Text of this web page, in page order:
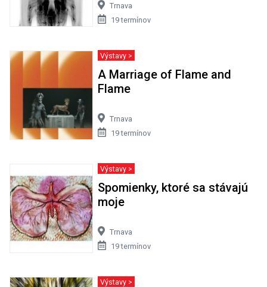
Trnava
19 termínov
Výstavy >
A Marriage of Flame and
Flame
Trnava
19 termínov
Výstavy >
Spomienky, ktoré sa stávajú
moje
Trnava
19 termínov
Výstavy >